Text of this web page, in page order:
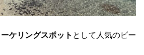
ケリングスポット として人気のビー